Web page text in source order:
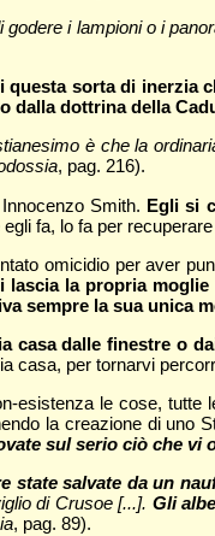
i lampioni o i
sorta di inerzia
dalla dottrina della
è che la
, pag. 216).
Smith. Egli si
fa, lo fa per
omicidio per aver
lascia la propria
sempre la sua unica
casa dalle finestre o
casa, per tornarvi
esistenza le cose,
la creazione di uno
sul serio ciò che vi
state salvate da un
di Crusoe [...]. Gli
, pag. 89).